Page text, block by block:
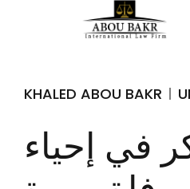
KHALED ABOU BAKR
في إحياء